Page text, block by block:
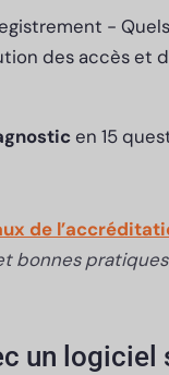
-
des accès et
en 15
de
bonnes
un logiciel